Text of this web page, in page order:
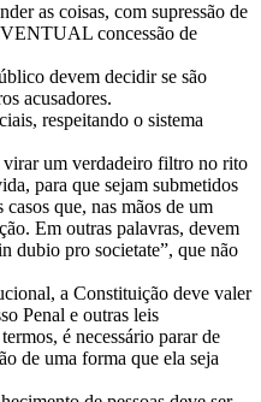
as coisas, com supressão de
concessão de
devem decidir se são
acusadores.
respeitando o sistema
um verdadeiro filtro no rito
para que sejam submetidos
que, nas mãos de um
Em outras palavras, devem
dubio pro societate”, que não
a Constituição deve valer
Penal e outras leis
é necessário parar de
de uma forma que ela seja